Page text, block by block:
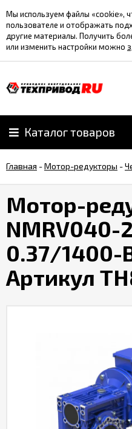
Мы используем файлы «cookie»,
пользователе и отображать
другие материалы. Получить
или изменить настройки можно
Каталог товаров
Главная -Мотор-редукторы -
Мотор-
NMRV040-
0.37/1400-
Артикул